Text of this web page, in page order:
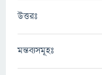
উত্তরঃ
মন্তব্যসমূহঃ